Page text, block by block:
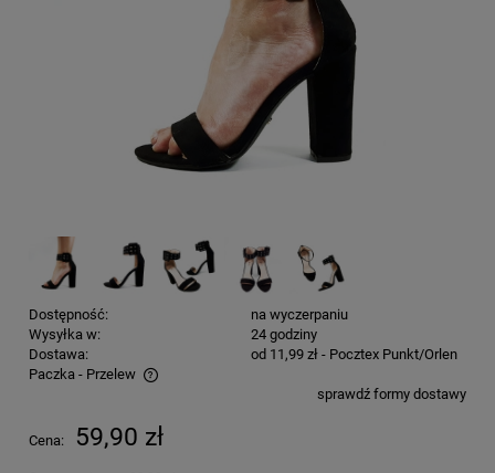
Dostępność:
na wyczerpaniu
Wysyłka w:
24 godziny
Dostawa:
od 11,99 zł - Pocztex Punkt/Orlen
Paczka - Przelew
Cena nie zawiera ewentualnych kosztów płatnościsprawdź formy dostawy
Cena: 59,90 zł